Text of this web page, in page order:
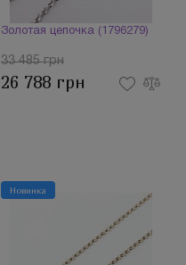
Золотая цепочка (1796279)
33 485 грн
26 788 грн
Новинка